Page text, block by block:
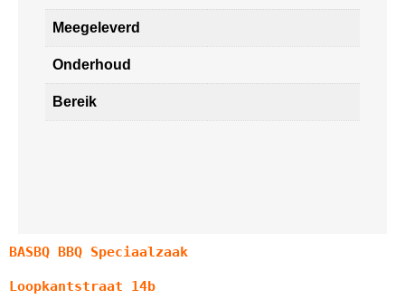
Meegeleverd
Onderhoud
Bereik
BASBQ BBQ Speciaalzaak
Loopkantstraat 14b